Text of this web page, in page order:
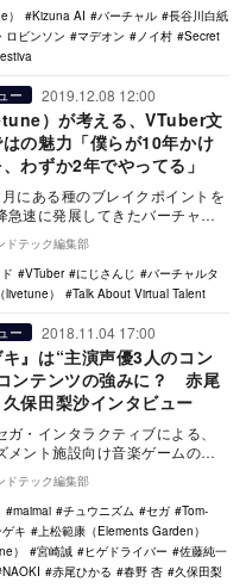
Kizuna AI バーチャル
長谷川白紙
ロビンソン
マデオン ノイ村
Secret
ー 2019.12.08 12:00
）が考える、VTuber文
の魅力「僕らが10年かけ
わずか2年でやってる」
にある種のブレイクポイントを
急速に発展してきたバーチャル
（VTuber）シーン。勢力図…
ドテック編集部
VTuber にじさんじ
バーチャルタ
livetune） Talk About Virtual Talent
ー 2018.11.04 17:00
キ』は“主演声優3人のコン
ンテンツの強みに？ 赤尾
保田梨沙インタビュー
ガ・インタラクティブによる、
メント施設向け音楽ゲームの新
キ』についてのインタビュー。
咲あ…
ドテック編集部
maimai チュウニズム セガ
Tom-
キ
上松範康（Elements Garden）
）
宮崎誠 ヒゲドライバー
佐藤純一
NAOKI 赤尾ひかる 春野 杏
久保田梨